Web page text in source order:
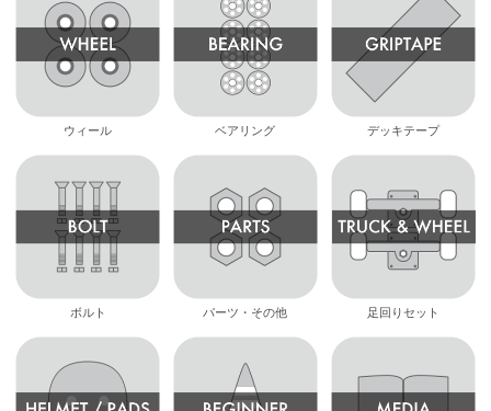
ウィール ベアリング デッキテープ
ボルト パーツ・その他 足回りセット